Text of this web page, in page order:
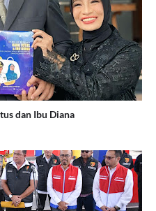
dan Ibu Diana